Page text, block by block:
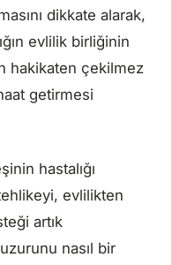
dikkate alarak,
evlilik birliğinin
hakikaten çekilmez
getirmesi
hastalığı
evlilikten
artık
nasıl bir